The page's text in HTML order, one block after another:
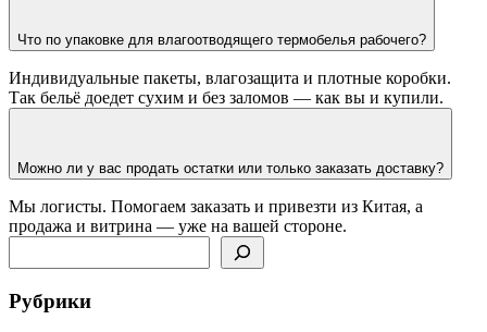
Что по упаковке для влагоотводящего термобелья рабочего?
Индивидуальные пакеты, влагозащита и плотные коробки.
Так бельё доедет сухим и без заломов — как вы и купили.
Можно ли у вас продать остатки или только заказать доставку?
Мы логисты. Помогаем заказать и привезти из Китая, а
продажа и витрина — уже на вашей стороне.
Рубрики